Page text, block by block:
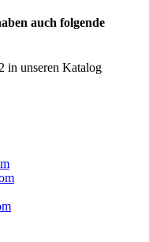
auch folgende
in unseren Katalog